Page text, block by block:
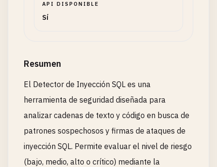
API DISPONIBLE
Sí
Resumen
El Detector de Inyección SQL es una
herramienta de seguridad diseñada para
analizar cadenas de texto y código en busca de
patrones sospechosos y firmas de ataques de
inyección SQL. Permite evaluar el nivel de riesgo
(bajo, medio, alto o crítico) mediante la